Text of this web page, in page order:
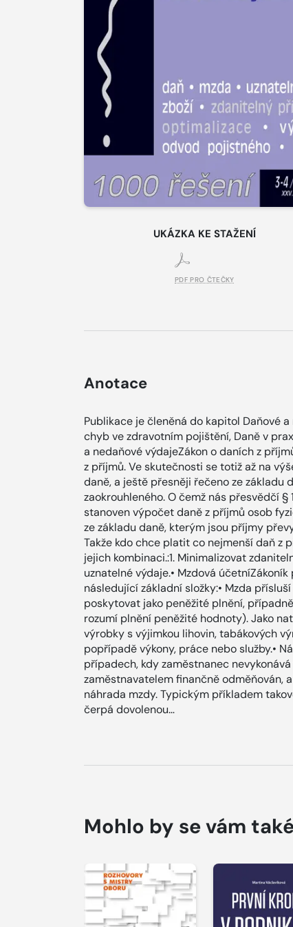
UKÁZKA KE STAŽENÍ
PDF PRO ČTEČKY
Anotace
Publikace je členěná do kapitol Daňové
chyb ve zdravotním pojištění, Daně v
a nedaňové výdajeZákon o daních z
z příjmů. Ve skutečnosti se totiž až na
daně, a ještě přesněji řečeno ze
zaokrouhleného. O čemž nás přesvědčí §
stanoven výpočet daně z příjmů osob
ze základu daně, kterým jsou příjmy
Takže kdo chce platit co nejmenší daň z
jejich kombinaci.:1. Minimalizovat
uznatelné výdaje.• Mzdová
následující základní složky:• Mzda
poskytovat jako peněžité plnění,
rozumí plnění peněžité hodnoty). Jako
výrobky s výjimkou lihovin, tabákových
popřípadě výkony, práce nebo služby.•
případech, kdy zaměstnanec
zaměstnavatelem finančně odměňován,
náhrada mzdy. Typickým příkladem
čerpá dovolenou…
Mohlo by se vám